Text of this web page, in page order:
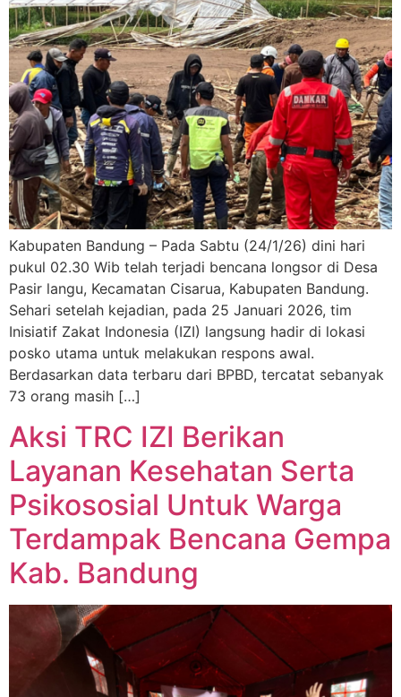
Kabupaten Bandung – Pada Sabtu (24/1/26) dini hari
pukul 02.30 Wib telah terjadi bencana longsor di Desa
Pasir langu, Kecamatan Cisarua, Kabupaten Bandung.
Sehari setelah kejadian, pada 25 Januari 2026, tim
Inisiatif Zakat Indonesia (IZI) langsung hadir di lokasi
posko utama untuk melakukan respons awal.
Berdasarkan data terbaru dari BPBD, tercatat sebanyak
73 orang masih […]
Aksi TRC IZI Berikan
Layanan Kesehatan Serta
Psikososial Untuk Warga
Terdampak Bencana Gempa
Kab. Bandung